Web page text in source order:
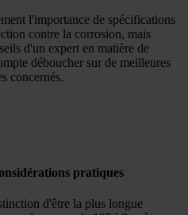
l'importance de spécifications
contre la corrosion, mais
d'un expert en matière de
déboucher sur de meilleures
concernés.
pratiques
d'être la plus longue